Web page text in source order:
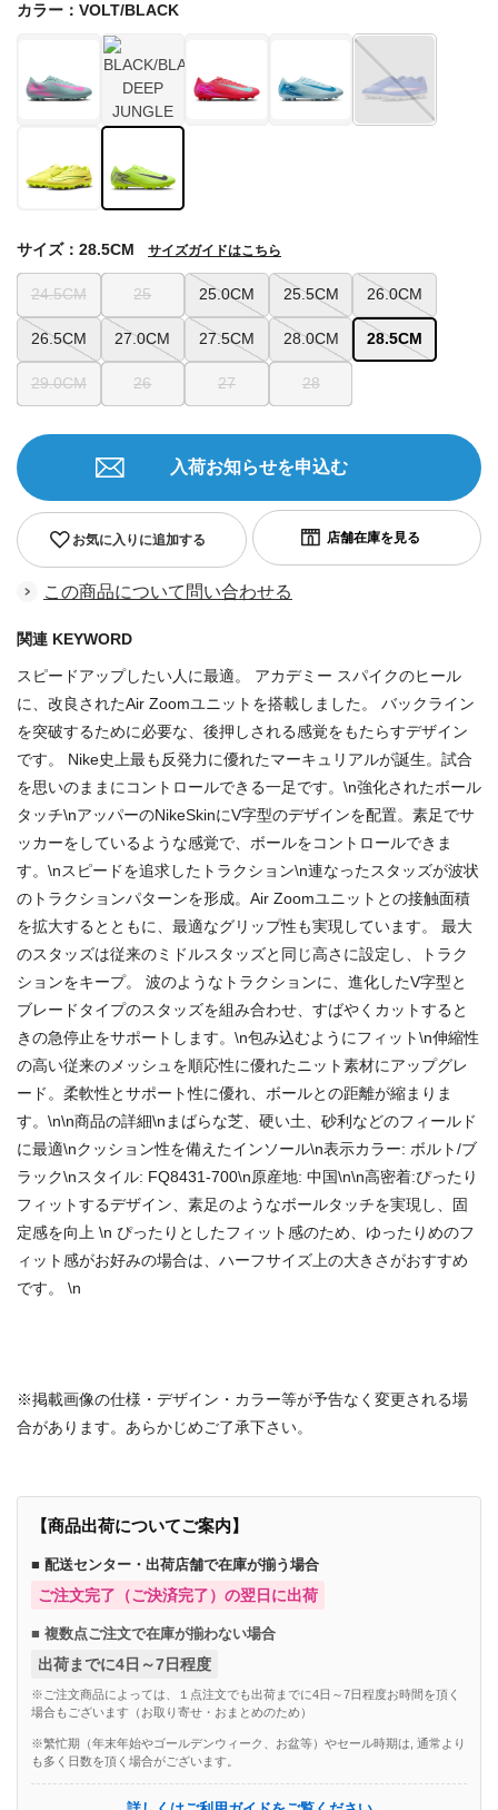
カラー：VOLT/BLACK
24.5CM 25 25.0CM 25.5CM 26.0CM
26.5CM 27.0CM 27.5CM 28.0CM 28.5CM
29.0CM 26 27 28
サイズ：28.5CM サイズガイドはこちら
お気に入りに追加する
入荷お知らせを申込む
この商品について問い合わせる
関連 KEYWORD
スピードアップしたい人に最適。 アカデミー スパイクのヒール
に、改良されたAir Zoomユニットを搭載しました。 バックライン
を突破するために必要な、後押しされる感覚をもたらすデザイン
です。 Nike史上最も反発力に優れたマーキュリアルが誕生。試合
を思いのままにコントロールできる一足です。\n強化されたボール
タッチ\nアッパーのNikeSkinにV字型のデザインを配置。素足でサ
ッカーをしているような感覚で、ボールをコントロールできま
す。\nスピードを追求したトラクション\n連なったスタッズが波状
のトラクションパターンを形成。Air Zoomユニットとの接触面積
を拡大するとともに、最適なグリップ性も実現しています。 最大
のスタッズは従来のミドルスタッズと同じ高さに設定し、トラク
ションをキープ。 波のようなトラクションに、進化したV字型と
ブレードタイプのスタッズを組み合わせ、すばやくカットすると
きの急停止をサポートします。\n包み込むようにフィット\n伸縮性
の高い従来のメッシュを順応性に優れたニット素材にアップグレ
ード。柔軟性とサポート性に優れ、ボールとの距離が縮まりま
す。\n\n商品の詳細\nまばらな芝、硬い土、砂利などのフィールド
に最適\nクッション性を備えたインソール\n表示カラー: ボルト/ブ
ラック\nスタイル: FQ8431-700\n原産地: 中国\n\n高密着:ぴったり
フィットするデザイン、素足のようなボールタッチを実現し、固
定感を向上 \n ぴったりとしたフィット感のため、ゆったりめのフ
ィット感がお好みの場合は、ハーフサイズ上の大きさがおすすめ
です。 \n
※掲載画像の仕様・デザイン・カラー等が予告なく変更される場
合があります。あらかじめご了承下さい。
【商品出荷についてご案内】
■ 配送センター・出荷店舗で在庫が揃う場合
ご注文完了（ご決済完了）の翌日に出荷
■ 複数点ご注文で在庫が揃わない場合
出荷までに4日～7日程度
※ご注文商品によっては、１点注文でも出荷までに4日～7日程度お時間を頂く
場合もございます（お取り寄せ・おまとめのため）
※繁忙期（年末年始やゴールデンウィーク、お盆等）やセール時期は, 通常より
も多く日数を頂く場合がございます。